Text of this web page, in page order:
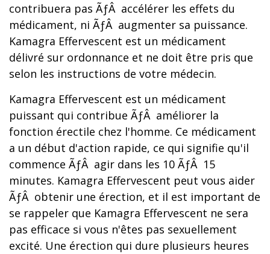
contribuera pas ÃƒÂ accélérer les effets du
médicament, ni ÃƒÂ augmenter sa puissance.
Kamagra Effervescent est un médicament
délivré sur ordonnance et ne doit être pris que
selon les instructions de votre médecin.
Kamagra Effervescent est un médicament
puissant qui contribue ÃƒÂ améliorer la
fonction érectile chez l'homme. Ce médicament
a un début d'action rapide, ce qui signifie qu'il
commence ÃƒÂ agir dans les 10 ÃƒÂ 15
minutes. Kamagra Effervescent peut vous aider
ÃƒÂ obtenir une érection, et il est important de
se rappeler que Kamagra Effervescent ne sera
pas efficace si vous n'êtes pas sexuellement
excité. Une érection qui dure plusieurs heures